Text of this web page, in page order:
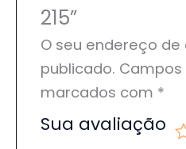
215”
O seu endereço
publicado.
marcados com *
Sua avaliação